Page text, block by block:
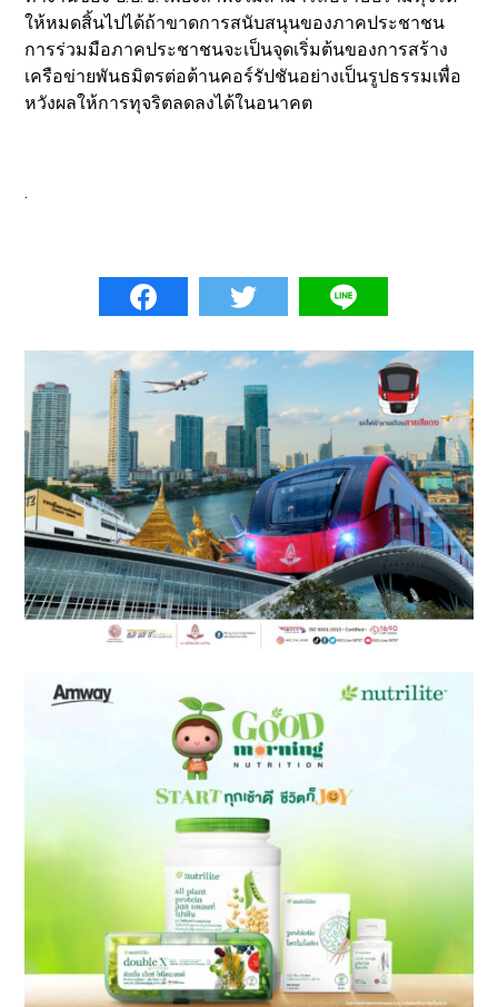
ให้หมดสิ้นไปได้ถ้าขาดการสนับสนุนของภาคประชาชน
การร่วมมือภาคประชาชนจะเป็นจุดเริ่มต้นของการสร้าง
เครือข่ายพันธมิตรต่อต้านคอร์รัปชันอย่างเป็นรูปธรรมเพื่อ
หวังผลให้การทุจริตลดลงได้ในอนาคต
.